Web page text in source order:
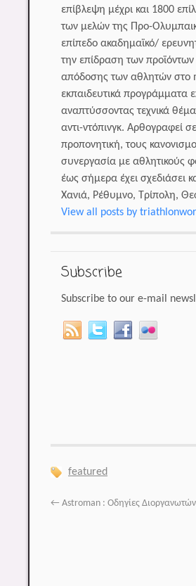
επίβλεψη μέχρι και 1800
των μελών της Προ-
επίπεδο ακαδημαϊκό/
την επίδραση των
απόδοσης των αθλητών στο
εκπαιδευτικά
αναπτύσσοντας τεχνικά
αντι-ντόπινγκ. Αρθογραφεί
προπονητική, τους
συνεργασία με αθλητικούς
έως σήμερα έχει σχεδιάσει
Χανιά, Ρέθυμνο, Τρίπολη,
View all posts by
Subscribe
Subscribe to our e-mail
featured
← Astroman : Οδηγίες Διοργανωτών